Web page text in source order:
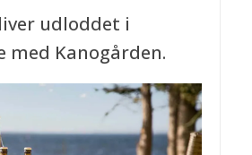
udloddet i
med Kanogården.